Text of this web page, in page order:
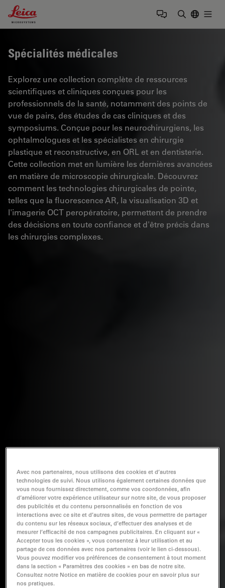
Leica Microsystems Logo
Spécialités médicales
Explorez une collection complète de ressources
scientifiques et cliniques conçues pour les
professionnels de la santé, notamment des points de
vue de pairs, des études de cas cliniques et des
symposiums. Conçue pour les neurochirurgiens, les
ophtalmologues et les spécialistes en chirurgie
plastique et reconstructive, en ORL et en dentisterie.
Cette collection met en lumière les dernières avancées
en matière de microscopie chirurgicale. Découvrez
comment les technologies chirurgicales de pointe,
telles que la fluorescence AR, la visualisation 3D et
l'imagerie OCT peropératoire, permettent de prendre
des décisions en toute confiance et d'être précis dans
les chirurgies complexes.
Avec nos partenaires, nous utilisons des cookies et d’autres
technologies de suivi. Nous utilisons également certaines données que
vous nous fournissez directement, comme vos coordonnées, afin
d’améliorer votre expérience utilisateur sur notre site, de vous proposer
des publicités et du contenu personnalisés en fonction de vos
interactions avec ce site et d’autres sites, de vous permettre de partager
du contenu sur les réseaux sociaux, d’effectuer des analyses et de
mesurer l’efficacité de nos campagnes publicitaires. En cliquant sur «
Accepter tous les cookies », vous consentez à leur utilisation et au
partage de ces données avec nos partenaires (voir le lien ci-dessous).
Vous pouvez modifier vos préférences de consentement à tout moment
dans la section « Paramètres des cookies » en bas de notre site.
Consultez notre Notice en matière de cookies pour en savoir plus sur
nos pratiques.